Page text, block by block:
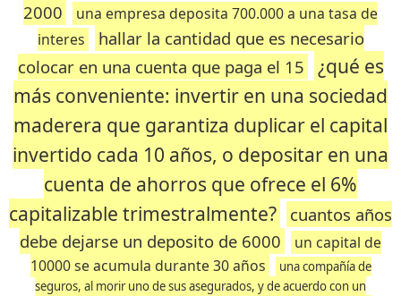
2000
una empresa deposita 700.000 a una tasa de
interes
hallar la cantidad que es necesario
colocar en una cuenta que paga el 15
¿qué es
más conveniente: invertir en una sociedad
maderera que garantiza duplicar el capital
invertido cada 10 años, o depositar en una
cuenta de ahorros que ofrece el 6%
capitalizable trimestralmente?
cuantos años
debe dejarse un deposito de 6000
un capital de
10000 se acumula durante 30 años
una compañía de
seguros, al morir uno de sus asegurados, y de acuerdo con un